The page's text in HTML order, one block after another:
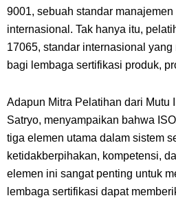
9001, sebuah standar
internasional. Tak hanya itu,
17065, standar internasional
bagi lembaga sertifikasi produk,
Adapun Mitra Pelatihan dari Mutu
Satryo, menyampaikan bahwa
tiga elemen utama dalam sistem
ketidakberpihakan, kompetensi,
elemen ini sangat penting untuk
lembaga sertifikasi dapat